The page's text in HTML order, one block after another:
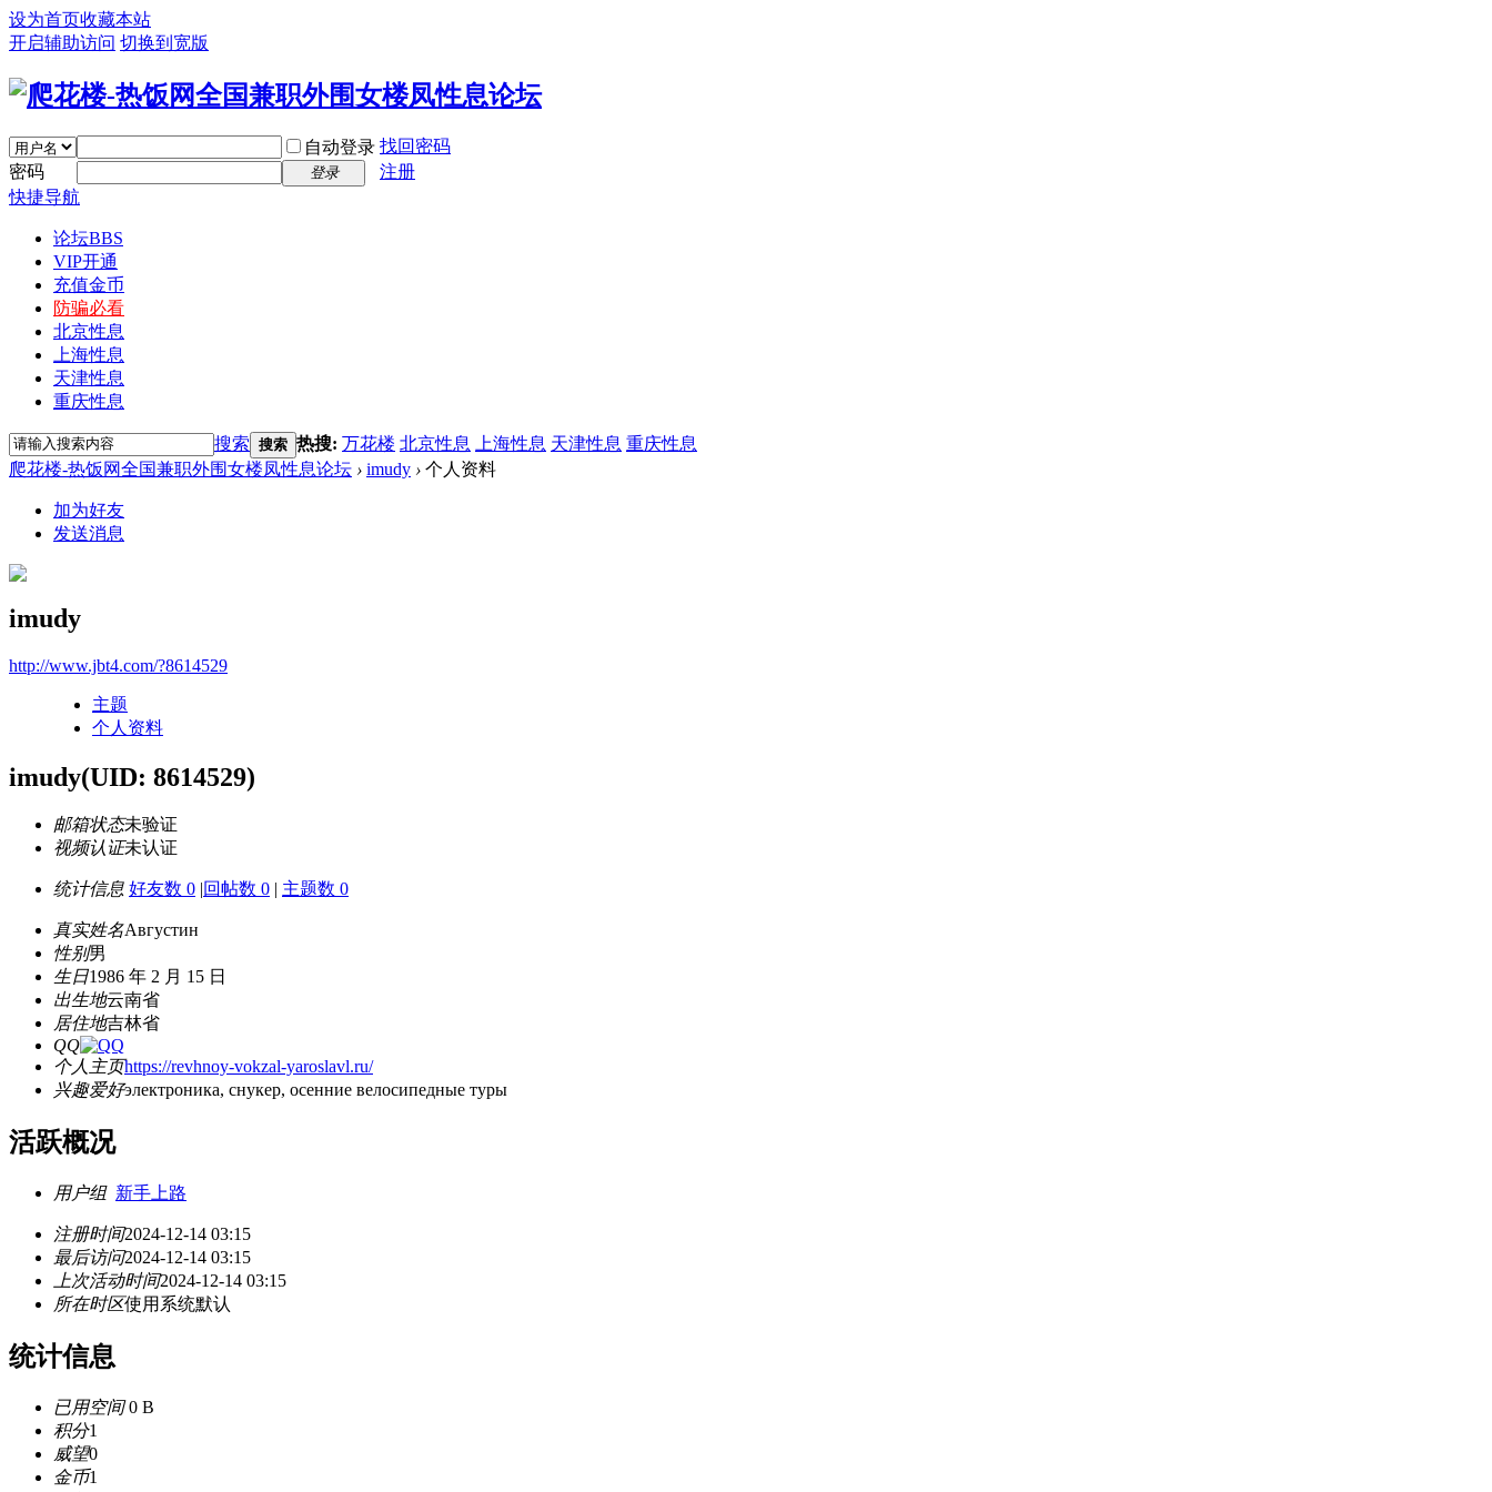
设为首页收藏本站
开启辅助访问 切换到宽版
自动登录 找回密码
密码
登录
注册
快捷导航
论坛BBS
VIP开通
充值金币
防骗必看
北京性息
上海性息
天津性息
重庆性息
搜索 搜索 热搜: 万花楼 北京性息 上海性息 天津性息 重庆性息
爬花楼-热饭网全国兼职外围女楼凤性息论坛 › imudy › 个人资料
加为好友
发送消息
imudy
http://www.jbt4.com/?8614529
主题
个人资料
imudy(UID: 8614529)
邮箱状态未验证
视频认证未认证
统计信息 好友数 0 |回帖数 0 | 主题数 0
真实姓名Августин
性别男
生日1986 年 2 月 15 日
出生地云南省
居住地吉林省
QQ
个人主页https://revhnoy-vokzal-yaroslavl.ru/
兴趣爱好электроника, снукер, осенние велосипедные туры
活跃概况
用户组 新手上路
注册时间2024-12-14 03:15
最后访问2024-12-14 03:15
上次活动时间2024-12-14 03:15
所在时区使用系统默认
统计信息
已用空间0 B
积分1
威望0
金币1